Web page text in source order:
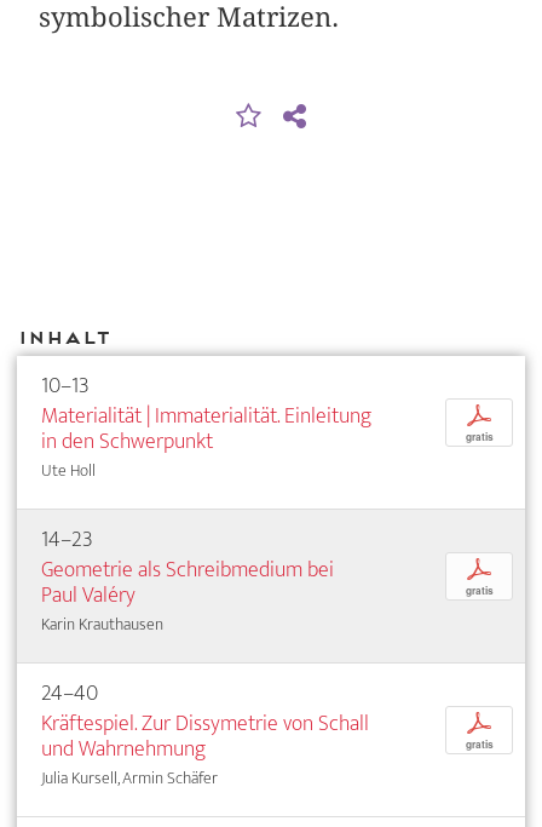
symbolischer Matrizen.
Inhalt
10–13
Materialität | Immaterialität. Einleitung
in den Schwerpunkt
Ute Holl
p
gratis
14–23
Geometrie als Schreibmedium bei
Paul Valéry
Karin Krauthausen
p
gratis
24–40
Kräftespiel. Zur Dissymetrie von Schall
und Wahrnehmung
Julia Kursell, Armin Schäfer
p
gratis